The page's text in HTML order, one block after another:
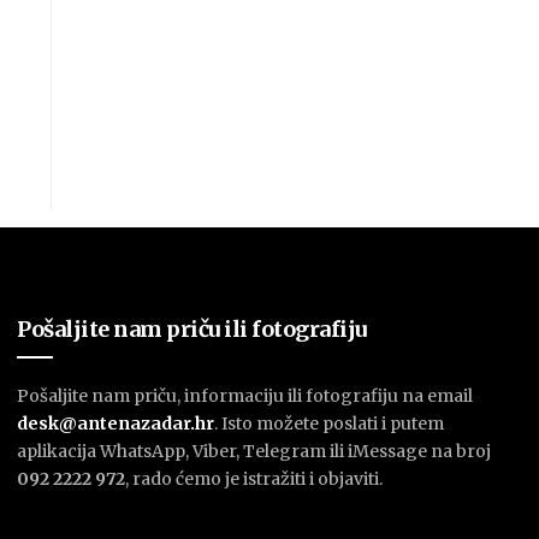
Pošaljite nam priču ili fotografiju
Pošaljite nam priču, informaciju ili fotografiju na email
desk@antenazadar.hr. Isto možete poslati i putem
aplikacija WhatsApp, Viber, Telegram ili iMessage na broj
092 2222 972, rado ćemo je istražiti i objaviti.